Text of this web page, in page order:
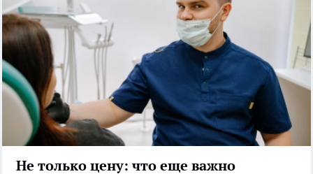
Не только цену: что еще важно